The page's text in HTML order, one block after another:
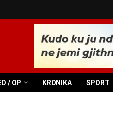
/ OP KRONIKA SPORT